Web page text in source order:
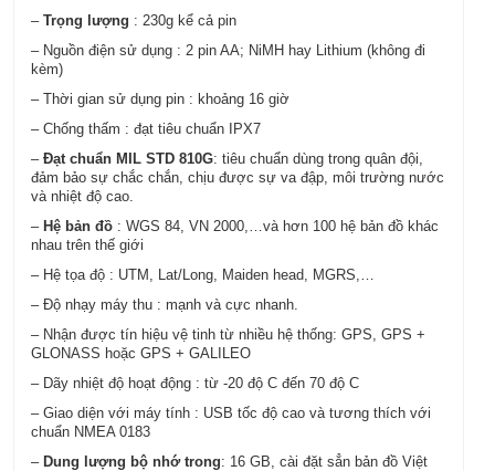
– Trọng lượng : 230g kể cả pin
– Nguồn điện sử dụng : 2 pin AA; NiMH hay Lithium (không đi
kèm)
– Thời gian sử dụng pin : khoảng 16 giờ
– Chống thấm : đạt tiêu chuẩn IPX7
– Đạt chuẩn MIL STD 810G: tiêu chuẩn dùng trong quân đội,
đảm bảo sự chắc chắn, chịu được sự va đập, môi trường nước
và nhiệt độ cao.
– Hệ bản đồ : WGS 84, VN 2000,…và hơn 100 hệ bản đồ khác
nhau trên thế giới
– Hệ tọa độ : UTM, Lat/Long, Maiden head, MGRS,…
– Độ nhạy máy thu : mạnh và cực nhanh.
– Nhận được tín hiệu vệ tinh từ nhiều hệ thống: GPS, GPS +
GLONASS hoặc GPS + GALILEO
– Dãy nhiệt độ hoạt động : từ -20 độ C đến 70 độ C
– Giao diện với máy tính : USB tốc độ cao và tương thích với
chuẩn NMEA 0183
– Dung lượng bộ nhớ trong: 16 GB, cài đặt sẳn bản đồ Việt